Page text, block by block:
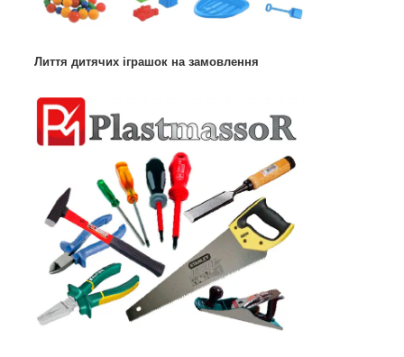
Лиття дитячих іграшок на замовлення